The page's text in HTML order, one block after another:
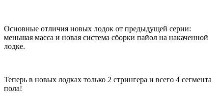
Основные отличия новых лодок от предыдущей серии:
меньшая масса и новая система сборки пайол на накаченной
лодке.
Теперь в новых лодках только 2 стрингера и всего 4 сегмента
пола!